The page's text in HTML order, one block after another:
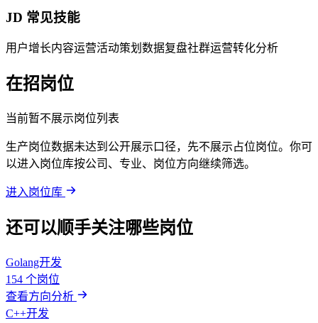
JD 常见技能
用户增长内容运营活动策划 数据复盘社群运营转化分析
在招岗位
当前暂不展示岗位列表
生产岗位数据未达到公开展示口径，先不展示占位岗位。你可
以进入岗位库按公司、专业、岗位方向继续筛选。
进入岗位库
还可以顺手关注哪些岗位
Golang开发
154 个岗位
查看方向分析
C++开发